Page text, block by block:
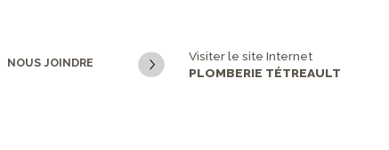
NOUS JOINDRE
Visiter le site Internet
PLOMBERIE TÉTREAULT